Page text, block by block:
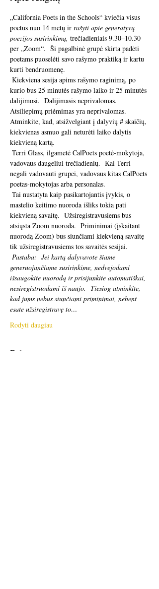
„California Poets in the Schools“ kviečia visus
poetus nuo 14 metų ir rašyti apie generatyvų
poezijos susirinkimą, trečiadieniais 9.30–10.30
per „Zoom“.  Ši pagalbinė grupė skirta padėti
poetams puoselėti savo rašymo praktiką ir kartu
kurti bendruomenę.
kurio bus 25 minutės rašymo laiko ir 25 minutės
dalijimosi.  Dalijimasis neprivalomas.
Atsiliepimų priėmimas yra neprivalomas.
Atminkite, kad, atsižvelgiant į dalyvių # skaičių,
kiekvienas asmuo gali neturėti laiko dalytis
kiekvieną kartą.
vadovaus daugeliui trečiadienių.  Kai Terri
negali vadovauti grupei, vadovaus kitas CalPoets
poetas-mokytojas arba personalas.
mastelio keitimo nuoroda išliks tokia pati
kiekvieną savaitę.  Užsiregistravusiems bus
atsiųsta Zoom nuoroda.  Priminimai (įskaitant
nuorodą Zoom) bus siunčiami kiekvieną savaitę
tik užsiregistravusiems tos savaitės sesijai.
Pastaba: Jei kartą dalyvavote šiame
generuojančiame susirinkime, nedvejodami
išsaugokite nuorodą ir prisijunkite automatiškai,
nesiregistruodami iš naujo.
Tiesiog atminkite,
kad jums nebus siunčiami priminimai, nebent
esate užsiregistravę to…
Rodyti daugiau
Bilietai